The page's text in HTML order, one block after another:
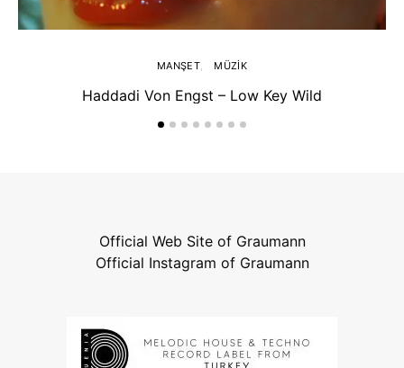
MANŞET MÜZIK
Haddadi Von Engst – Low Key Wild
Official Web Site of Graumann
Official Instagram of Graumann